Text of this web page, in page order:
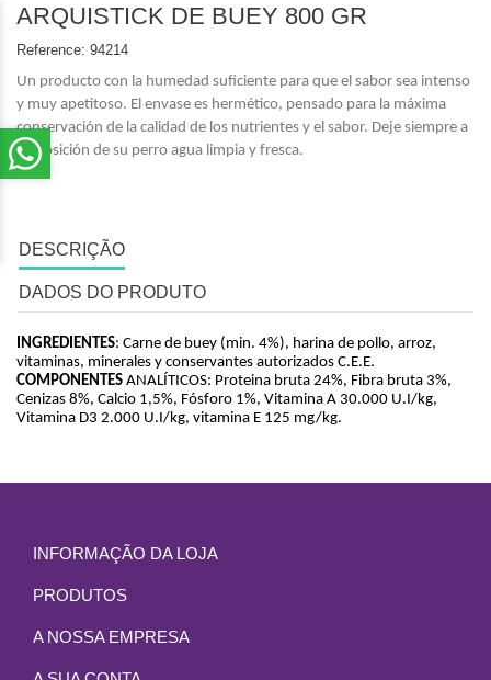
ARQUISTICK DE BUEY 800 GR
Reference: 94214
Un producto con la humedad suficiente para que el sabor sea intenso
y muy apetitoso. El envase es hermético, pensado para la máxima
conservación de la calidad de los nutrientes y el sabor. Deje siempre a
disposición de su perro agua limpia y fresca.
DESCRIÇÃO
DADOS DO PRODUTO
INGREDIENTES: Carne de buey (min. 4%), harina de pollo, arroz,
vitaminas, minerales y conservantes autorizados C.E.E.
COMPONENTES ANALÍTICOS: Proteina bruta 24%, Fibra bruta 3%,
Cenizas 8%, Calcio 1,5%, Fósforo 1%, Vitamina A 30.000 U.I/kg,
Vitamina D3 2.000 U.I/kg, vitamina E 125 mg/kg.
INFORMAÇÃO DA LOJA
PRODUTOS
A NOSSA EMPRESA